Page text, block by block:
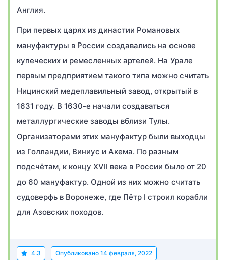
Англия.
При первых царях из династии Романовых
мануфактуры в России создавались на основе
купеческих и ремесленных артелей. На Урале
первым предприятием такого типа можно считать
Ницинский медеплавильный завод, открытый в
1631 году. В 1630-е начали создаваться
металлургические заводы вблизи Тулы.
Организаторами этих мануфактур были выходцы
из Голландии, Виниус и Акема. По разным
подсчётам, к концу XVII века в России было от 20
до 60 мануфактур. Одной из них можно считать
судоверфь в Воронеже, где Пётр I строил корабли
для Азовских походов.
4.3 Опубликовано 14 февраля, 2022